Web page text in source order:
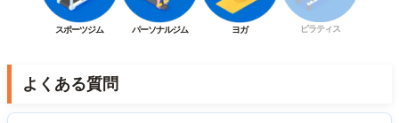
スポーツジム パーソナルジム ヨガ ピラティス
よくある質問